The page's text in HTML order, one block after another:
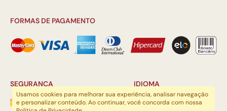
FORMAS DE PAGAMENTO
SEGURANÇA IDIOMA
Usamos cookies para melhorar sua experiência, analisar navegação
e personalizar conteúdo. Ao continuar, você concorda com nossa